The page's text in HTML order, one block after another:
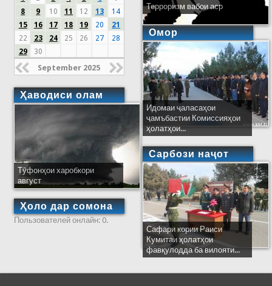
8
9 10 11 12 13
14
15
16 17 18 19 20
21
22
23 24 25 26 27
28
29
30
September 2025
Ҳаводиси олам
Тӯфонҳои харобкори
август
Ҳоло дар сомона
Пользователей онлайн: 0.
Терроризм вабои аср
Омор
Идомаи ҷаласаҳои
ҷамъбастии Комиссияҳои
ҳолатҳои...
Сарбози наҷот
Сафари кории Раиси
Кумитаи ҳолатҳои
фавқулодда ба вилояти...